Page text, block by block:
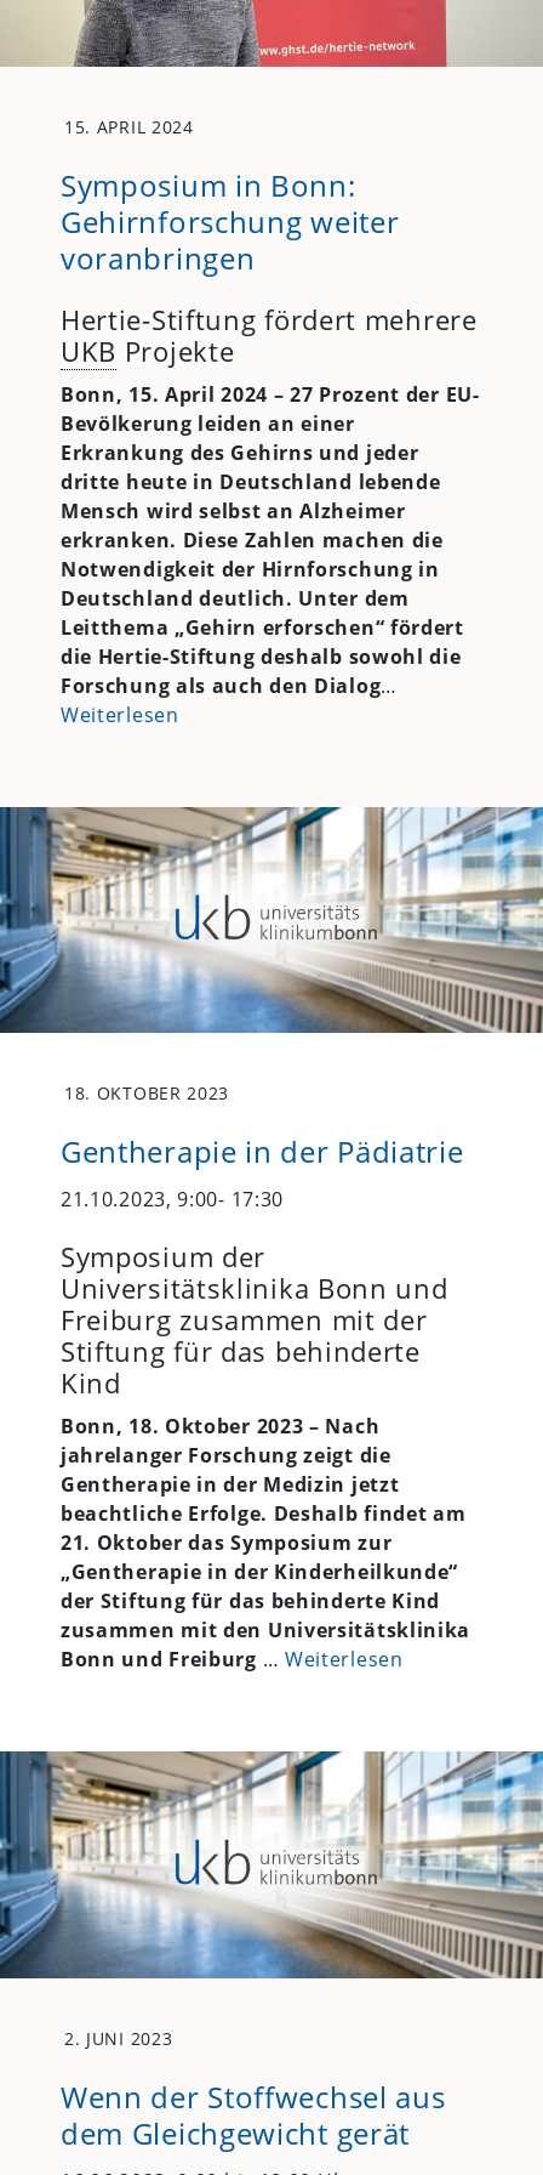
15. APRIL 2024
Symposium in Bonn:
Gehirnforschung weiter
voranbringen
Hertie-Stiftung fördert mehrere
UKB Projekte
Bonn, 15. April 2024 – 27 Prozent der EU-
Bevölkerung leiden an einer
Erkrankung des Gehirns und jeder
dritte heute in Deutschland lebende
Mensch wird selbst an Alzheimer
erkranken. Diese Zahlen machen die
Notwendigkeit der Hirnforschung in
Deutschland deutlich. Unter dem
Leitthema „Gehirn erforschen“ fördert
die Hertie-Stiftung deshalb sowohl die
Forschung als auch den Dialog…
Weiterlesen
18. OKTOBER 2023
Gentherapie in der Pädiatrie
21.10.2023, 9:00- 17:30
Symposium der
Universitätsklinika Bonn und
Freiburg zusammen mit der
Stiftung für das behinderte
Kind
Bonn, 18. Oktober 2023 – Nach
jahrelanger Forschung zeigt die
Gentherapie in der Medizin jetzt
beachtliche Erfolge. Deshalb findet am
21. Oktober das Symposium zur
„Gentherapie in der Kinderheilkunde“
der Stiftung für das behinderte Kind
zusammen mit den Universitätsklinika
Bonn und Freiburg … Weiterlesen
2. JUNI 2023
Wenn der Stoffwechsel aus
dem Gleichgewicht gerät